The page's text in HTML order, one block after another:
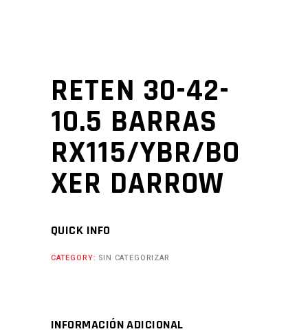
RETEN 30-42-
10.5 BARRAS
RX115/YBR/BO
XER DARROW
QUICK INFO
CATEGORY: SIN CATEGORIZAR
INFORMACIÓN ADICIONAL